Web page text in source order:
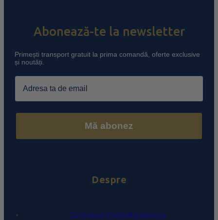
Abonează-te la newsletter
Primești transport gratuit la prima comandă, oferte exclusive
și noutăți.
Email
Mă abonez
Despre
Conceptul PralineBelgiene.ro